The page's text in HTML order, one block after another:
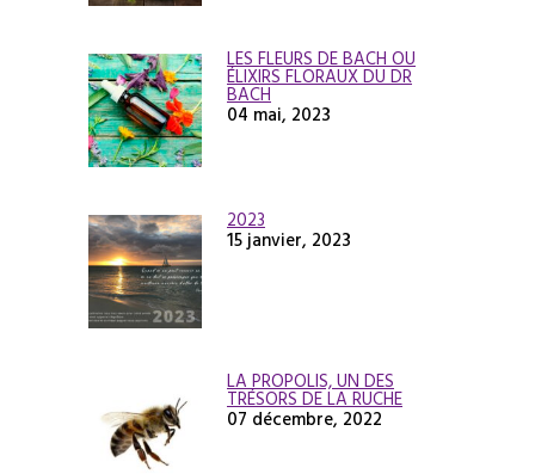
LES FLEURS DE BACH OU
ÉLIXIRS FLORAUX DU DR
BACH
04 mai, 2023
2023
15 janvier, 2023
LA PROPOLIS, UN DES
TRÉSORS DE LA RUCHE
07 décembre, 2022